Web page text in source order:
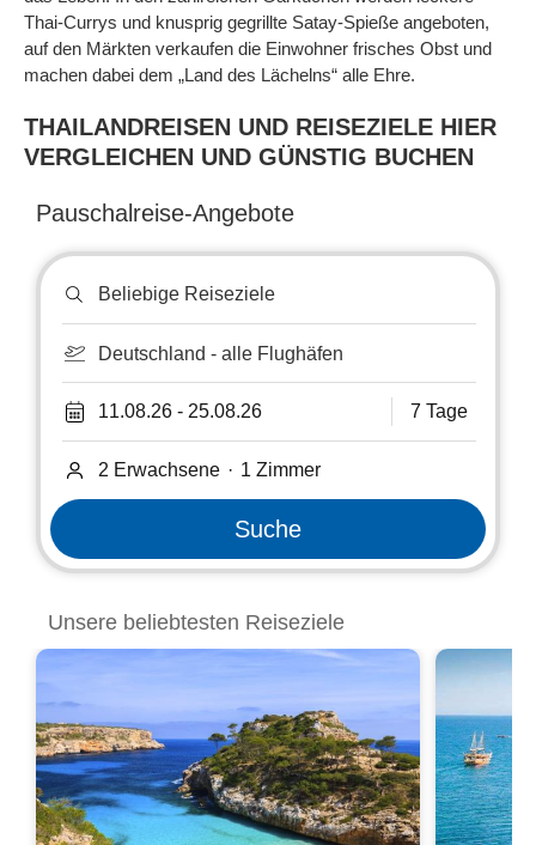
Thai-Currys und knusprig gegrillte Satay-Spieße angeboten,
auf den Märkten verkaufen die Einwohner frisches Obst und
machen dabei dem „Land des Lächelns“ alle Ehre.
THAILANDREISEN UND REISEZIELE HIER
VERGLEICHEN UND GÜNSTIG BUCHEN